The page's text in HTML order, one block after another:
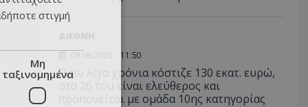
09.08.2026 - 11:50
Πριν λίγα χρόνια κόστιζε 130 εκατ. ευρώ,
στα 26 του είναι ελεύθερος και
προπονείται με ομάδα 10ης κατηγορίας
στιγμή
Μη
ταξινομημένα